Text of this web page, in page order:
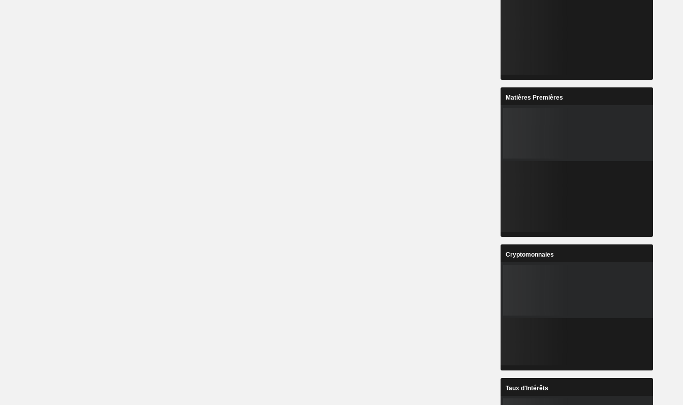
Matières Premières
Cryptomonnaies
Taux d'Intérêts